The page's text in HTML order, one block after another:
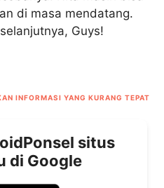
di masa mendatang.
Guys!
INFORMASI YANG KURANG TEPAT
situs
di Google